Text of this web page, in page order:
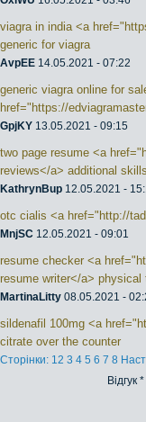
viagra in india <a
generic for viagra
AvpEE 14.05.2021 - 07:22
generic viagra online for
href="https://
GpjKY 13.05.2021 - 09:15
two page resume <a
reviews</a> additional
KathrynBup 12.05.2021 -
otc cialis <a href="http://
MnjSC 12.05.2021 - 09:01
resume checker <a
resume writer</a> physical
MartinaLitty 08.05.2021 -
sildenafil 100mg <a
citrate over the counter
Сторінки: 12 3 4 5 6 7 8
Відгук *